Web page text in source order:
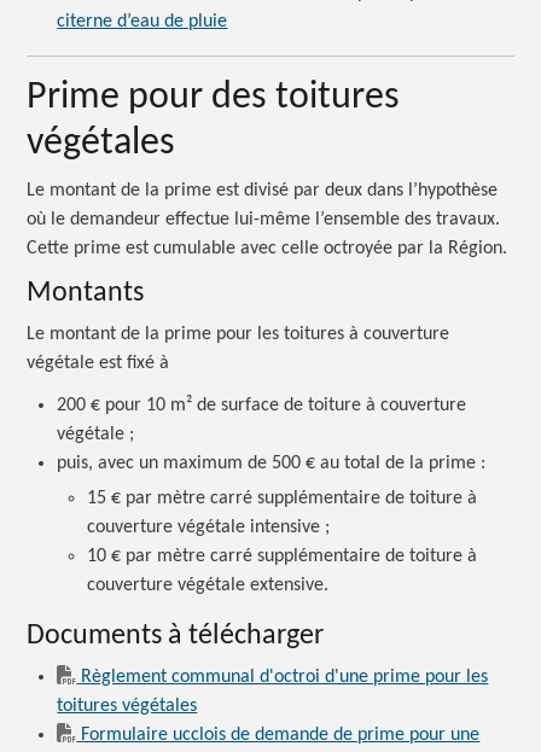
citerne d’eau de pluie
Prime pour des toitures
végétales
Le montant de la prime est divisé par deux dans l’hypothèse
où le demandeur effectue lui-même l’ensemble des travaux.
Cette prime est cumulable avec celle octroyée par la Région.
Montants
Le montant de la prime pour les toitures à couverture
végétale est fixé à
200 € pour 10 m² de surface de toiture à couverture
végétale ;
puis, avec un maximum de 500 € au total de la prime :
15 € par mètre carré supplémentaire de toiture à
couverture végétale intensive ;
10 € par mètre carré supplémentaire de toiture à
couverture végétale extensive.
Documents à télécharger
Règlement communal d'octroi d'une prime pour les
toitures végétales
Formulaire ucclois de demande de prime pour une